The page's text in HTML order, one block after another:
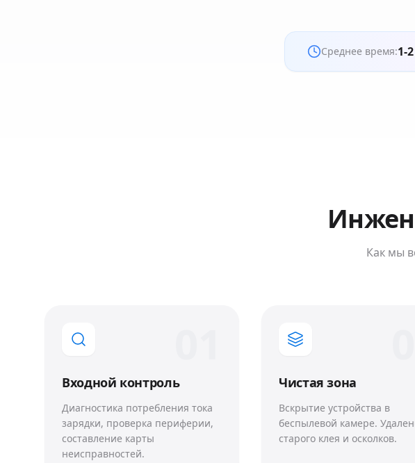
Среднее время:1-
Как мы
Входной контроль
Диагностика потребления тока
зарядки, проверка периферии,
составление карты
неисправностей.
Чистая зона
Вскрытие устройства в
беспылевой камере.
старого клея и осколков.